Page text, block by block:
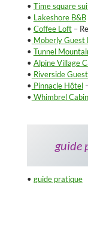
• Time square
• Lakeshore B&B
• Coffee Loft–
• Moberly Guest
• Tunnel
• Alpine Village
• Riverside
• Pinnacle Hôtel
• Whimbrel
guide
• guide pratique